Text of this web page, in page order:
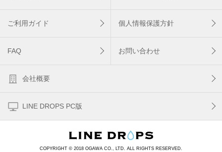
ご利用ガイド 個人情報保護方針
FAQ お問い合わせ
会社概要
LINE DROPS PC版
COPYRIGHT © 2018 OGAWA CO., LTD. ALL RIGHTS RESERVED.